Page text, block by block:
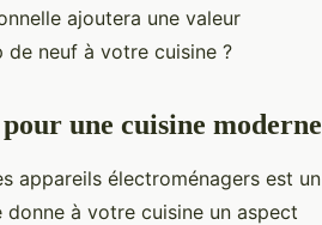
ajoutera une valeur
de neuf à votre cuisine ?
une cuisine moderne
appareils électroménagers est un
à votre cuisine un aspect